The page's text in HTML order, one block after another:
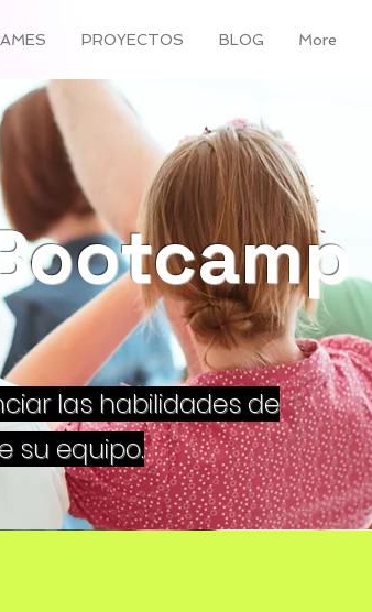
PROYECTOS BLOG More
las habilidades de
su equipo.